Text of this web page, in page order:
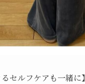
るセルフケアも一緒に】